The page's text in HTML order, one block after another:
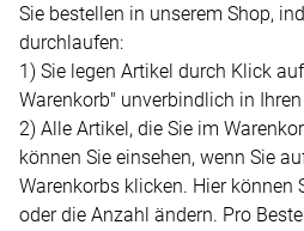
TERMINANFRAGE
Sie bestellen in unserem Shop,
durchlaufen:
1) Sie legen Artikel durch Klick
Warenkorb" unverbindlich in
2) Alle Artikel, die Sie im
können Sie einsehen, wenn Sie
Warenkorbs klicken. Hier können
oder die Anzahl ändern. Pro